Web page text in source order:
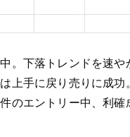
。下落トレンドを速
上手に戻り売りに成
のエントリー中、利